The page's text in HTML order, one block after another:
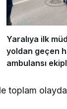
Yaralıya ilk
yoldan geçen
ambulansı
olayda